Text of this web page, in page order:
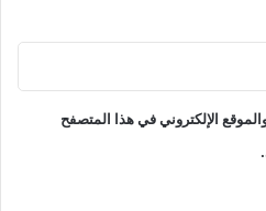
الإلكتروني في هذا المتصفح